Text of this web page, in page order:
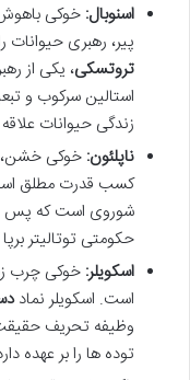
اسنوبال: خوکی
پیر، رهبری حیوانات
تروتسکی، یکی از
استالین سرکوب و
زندگی حیوانات علاقه
ناپلئون: خوکی خشن،
کسب قدرت مطلق
شوروی است که پس از
حکومتی توتالیتر
اسکویلر: خوکی چرب
است. اسکویلر نماد
وظیفه تحریف
توده ها را بر عهده